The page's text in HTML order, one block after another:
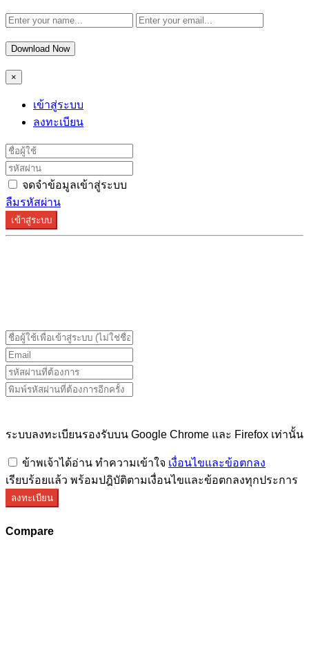
Download Now
×
เข้าสู่ระบบ
ลงทะเบียน
จดจำข้อมูลเข้าสู่ระบบ
ลืมรหัสผ่าน
เข้าสู่ระบบ
ระบบลงทะเบียนรองรับบน Google Chrome และ Firefox เท่านั้น
ข้าพเจ้าได้อ่าน ทำความเข้าใจ เงื่อนไขและข้อตกลง
เรียบร้อยแล้ว พร้อมปฎิบัติตามเงื่อนไขและข้อตกลงทุกประการ
ลงทะเบียน
Compare